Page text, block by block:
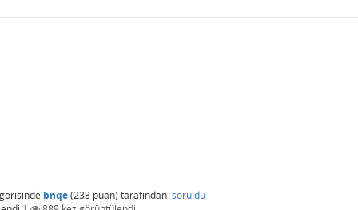
bnqe(233 puan) tarafından soruldu